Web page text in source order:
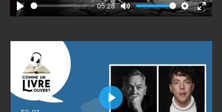
Play
05:28
Mute SettingsEnter
Play